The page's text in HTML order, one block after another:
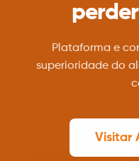
Plataforma e
superioridade do
Visitar